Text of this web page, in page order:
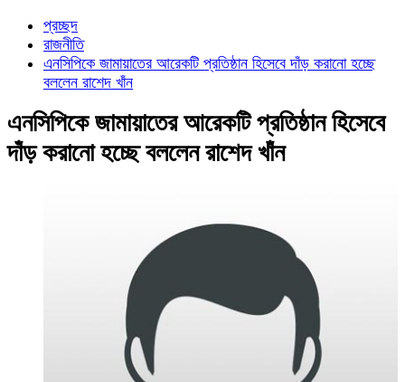
প্রচ্ছদ
রাজনীতি
এনসিপিকে জামায়াতের আরেকটি প্রতিষ্ঠান হিসেবে দাঁড় করানো হচ্ছে
বললেন রাশেদ খাঁন
এনসিপিকে জামায়াতের আরেকটি প্রতিষ্ঠান হিসেবে
দাঁড় করানো হচ্ছে বললেন রাশেদ খাঁন